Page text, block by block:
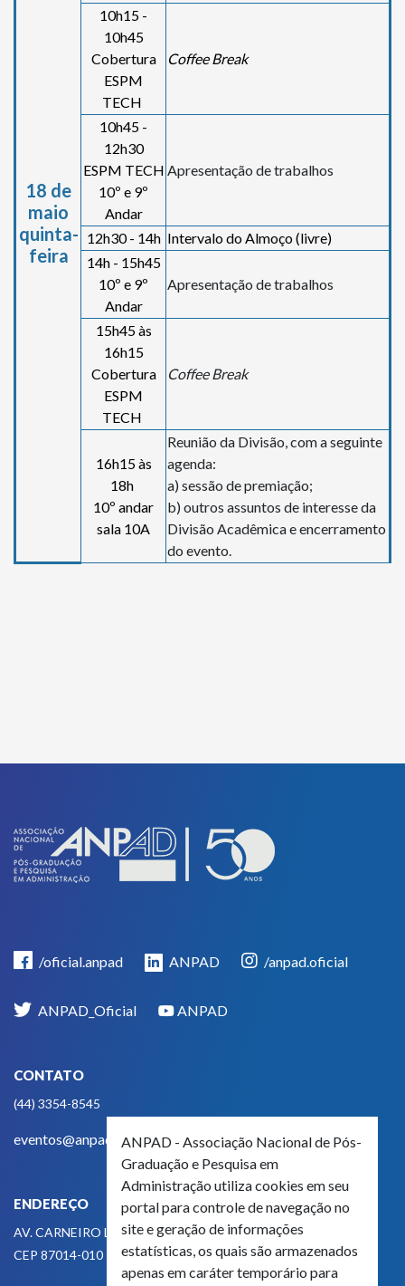
18 de
maio
quinta-
feira
10h15 -
10h45
Cobertura
ESPM
TECH
Coffee Break
10h45 -
12h30
ESPM TECH
10º e 9º
Andar
Apresentação de trabalhos
12h30 - 14h Intervalo do Almoço (livre)
14h - 15h45
10º e 9º
Andar
Apresentação de trabalhos
15h45 às
16h15
Cobertura
ESPM
TECH
Coffee Break
16h15 às
18h
10º andar
sala 10A
Reunião da Divisão, com a seguinte
agenda:
a) sessão de premiação;
b) outros assuntos de interesse da
Divisão Acadêmica e encerramento
do evento.
/oficial.anpad ANPAD /anpad.oficial
ANPAD_Oficial ANPAD
CONTATO
(44) 3354-8545
eventos@anpad.org.br
ENDEREÇO
AV. CARNEIRO LEÃO, 825
CEP 87014-010 - MARINGÁ, PR, BRASIL
ANPAD - Associação Nacional de Pós-
Graduação e Pesquisa em
Administração utiliza cookies em seu
portal para controle de navegação no
site e geração de informações
estatísticas, os quais são armazenados
apenas em caráter temporário para